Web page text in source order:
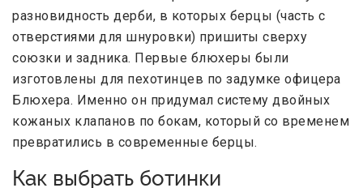
разновидность дерби, в которых берцы (часть с
отверстиями для шнуровки) пришиты сверху
союзки и задника. Первые блюхеры были
изготовлены для пехотинцев по задумке офицера
Блюхера. Именно он придумал систему двойных
кожаных клапанов по бокам, который со временем
превратились в современные берцы.
Как выбрать ботинки